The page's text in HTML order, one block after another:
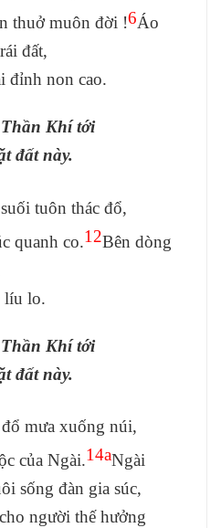
thuở muôn đời !6Áo
đất,
đỉnh non cao.
Khí tới
đất này.
tuôn thác đổ,
quanh co.12Bên dòng
líu lo.
Khí tới
đất này.
mưa xuống núi,
của Ngài.14aNgài
sống đàn gia súc,
người thế hưởng